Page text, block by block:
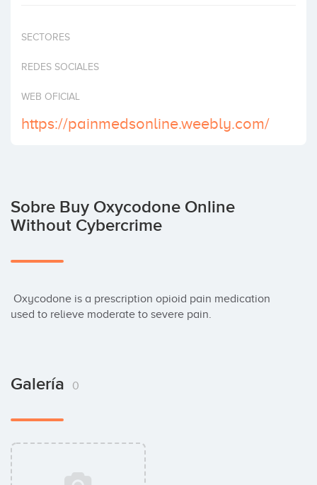
SECTORES
REDES SOCIALES
WEB OFICIAL
https://painmedsonline.weebly.com/
Sobre Buy Oxycodone Online
Without Cybercrime
used to relieve moderate to severe pain.
Galería 0